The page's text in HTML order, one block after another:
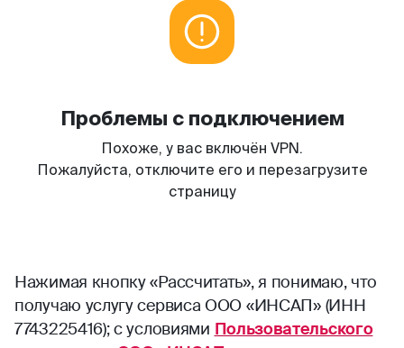
Нажимая кнопку «Рассчитать», я понимаю, что
получаю услугу сервиса ООО «ИНСАП» (ИНН
7743225416); с условиями Пользовательского